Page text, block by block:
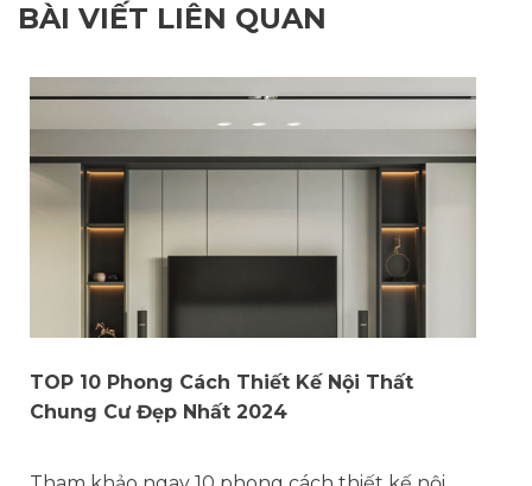
BÀI VIẾT LIÊN QUAN
TOP 10 Phong Cách Thiết Kế Nội Thất
Chung Cư Đẹp Nhất 2024